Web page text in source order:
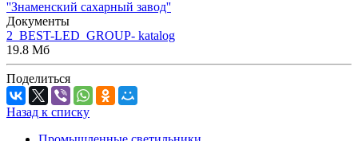
''Знаменский сахарный завод''
Документы
2_BEST-LED_GROUP- katalog
19.8 Мб
Поделиться
Назад к списку